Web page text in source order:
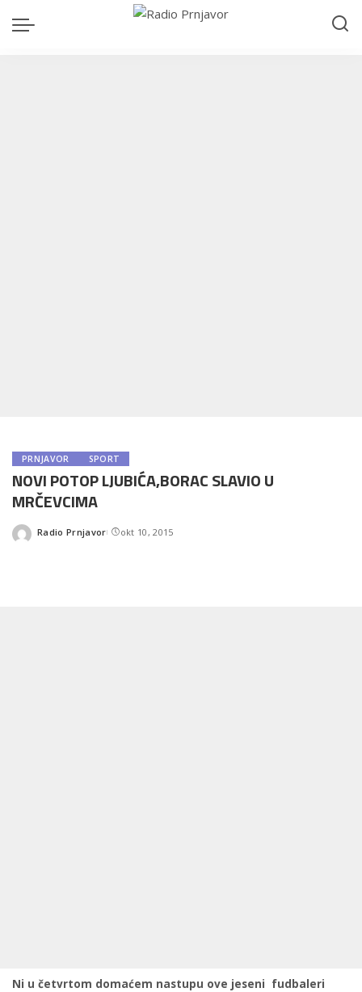
PRNJAVOR SPORT
NOVI POTOP LJUBIĆA,BORAC SLAVIO U
MRČEVCIMA
Posted
Radio Prnjavor okt 10, 2015
Ni u četvrtom domaćem nastupu ove jeseni fudbaleri